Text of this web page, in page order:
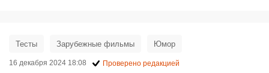
Тесты Зарубежные фильмы Юмор
16 декабря 2024 18:08 Проверено редакцией